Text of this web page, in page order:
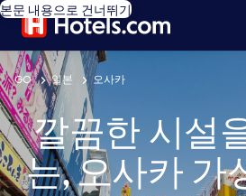
본문 내용으로 건너뛰기
GO 일본 오사카
깔끔한 시설
는, 오사카 가